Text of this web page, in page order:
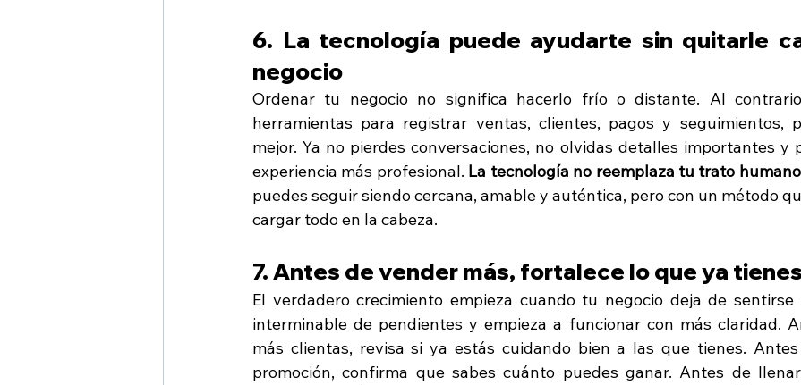
6. La tecnología puede ayudarte sin quitarle
negocio
Ordenar tu negocio no significa hacerlo frío o distante. Al
herramientas para registrar ventas, clientes, pagos y seguimientos,
mejor. Ya no pierdes conversaciones, no olvidas detalles importantes y
experiencia más profesional. La tecnología no reemplaza tu trato
puedes seguir siendo cercana, amable y auténtica, pero con un método
cargar todo en la cabeza.
7. Antes de vender más, fortalece lo que ya tienes
El verdadero crecimiento empieza cuando tu negocio deja de
interminable de pendientes y empieza a funcionar con más claridad.
más clientas, revisa si ya estás cuidando bien a las que tienes.
promoción, confirma que sabes cuánto puedes ganar. Antes de